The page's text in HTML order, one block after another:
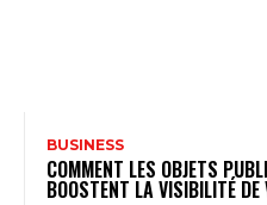
BUSINESS
COMMENT LES OBJETS
BOOSTENT LA VISIBILITÉ DE